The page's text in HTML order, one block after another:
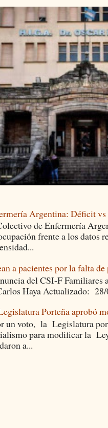
Argentina: Déficit
de Enfermería
frente a los datos
a pacientes por la falta
del CSI-F Familiares
Haya Actualizado:
Porteña aprobó
un voto, la Legislatura
para modificar la
a...